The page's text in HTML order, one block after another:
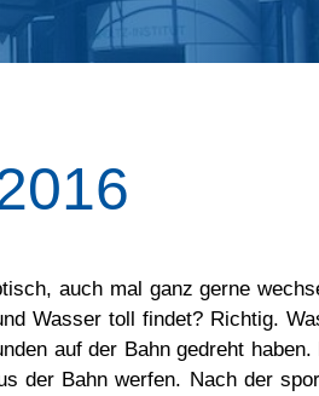
auch mal ganz gerne
Wasser toll findet? Richtig.
auf der Bahn gedreht
der Bahn werfen. Nach der